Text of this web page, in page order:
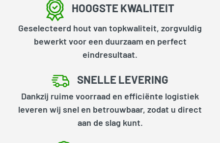
HOOGSTE KWALITEIT
Geselecteerd hout van topkwaliteit, zorgvuldig
bewerkt voor een duurzaam en perfect
eindresultaat.
SNELLE LEVERING
Dankzij ruime voorraad en efficiënte logistiek
leveren wij snel en betrouwbaar, zodat u direct
aan de slag kunt.